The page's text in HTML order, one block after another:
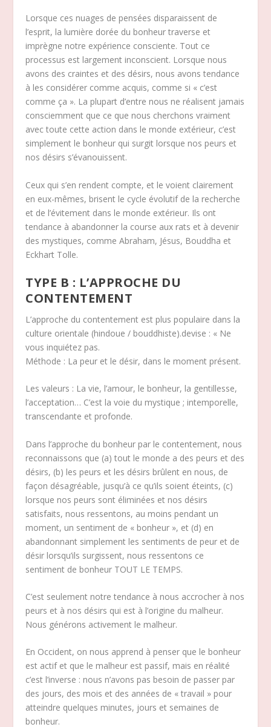
Lorsque ces nuages de pensées disparaissent de
l’esprit, la lumière dorée du bonheur traverse et
imprègne notre expérience consciente. Tout ce
processus est largement inconscient. Lorsque nous
avons des craintes et des désirs, nous avons tendance
à les considérer comme acquis, comme si « c’est
comme ça ». La plupart d’entre nous ne réalisent jamais
consciemment que ce que nous cherchons vraiment
avec toute cette action dans le monde extérieur, c’est
simplement le bonheur qui surgit lorsque nos peurs et
nos désirs s’évanouissent.
Ceux qui s’en rendent compte, et le voient clairement
en eux-mêmes, brisent le cycle évolutif de la recherche
et de l’évitement dans le monde extérieur. Ils ont
tendance à abandonner la course aux rats et à devenir
des mystiques, comme Abraham, Jésus, Bouddha et
Eckhart Tolle.
TYPE B : L’APPROCHE DU
CONTENTEMENT
L’approche du contentement est plus populaire dans la
culture orientale (hindoue / bouddhiste).devise : « Ne
vous inquiétez pas.
Méthode : La peur et le désir, dans le moment présent.
Les valeurs : La vie, l’amour, le bonheur, la gentillesse,
l’acceptation… C’est la voie du mystique ; intemporelle,
transcendante et profonde.
Dans l’approche du bonheur par le contentement, nous
reconnaissons que (a) tout le monde a des peurs et des
désirs, (b) les peurs et les désirs brûlent en nous, de
façon désagréable, jusqu’à ce qu’ils soient éteints, (c)
lorsque nos peurs sont éliminées et nos désirs
satisfaits, nous ressentons, au moins pendant un
moment, un sentiment de « bonheur », et (d) en
abandonnant simplement les sentiments de peur et de
désir lorsqu’ils surgissent, nous ressentons ce
sentiment de bonheur TOUT LE TEMPS.
C’est seulement notre tendance à nous accrocher à nos
peurs et à nos désirs qui est à l’origine du malheur.
Nous générons activement le malheur.
En Occident, on nous apprend à penser que le bonheur
est actif et que le malheur est passif, mais en réalité
c’est l’inverse : nous n’avons pas besoin de passer par
des jours, des mois et des années de « travail » pour
atteindre quelques minutes, jours et semaines de
bonheur.